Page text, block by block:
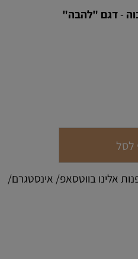
- דגם "להבה"
לסל
אלינו בווטסאפ/ אינסטגרם/